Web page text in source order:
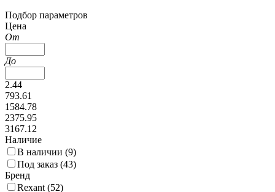
Подбор параметров
Цена
От
До
2.44
793.61
1584.78
2375.95
3167.12
Наличие
В наличии (9)
Под заказ (43)
Бренд
Rexant (52)